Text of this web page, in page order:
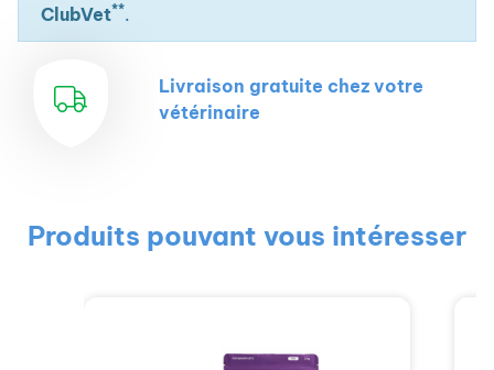
ClubVet**.
Livraison gratuite chez votre
vétérinaire
Produits pouvant vous intéresser